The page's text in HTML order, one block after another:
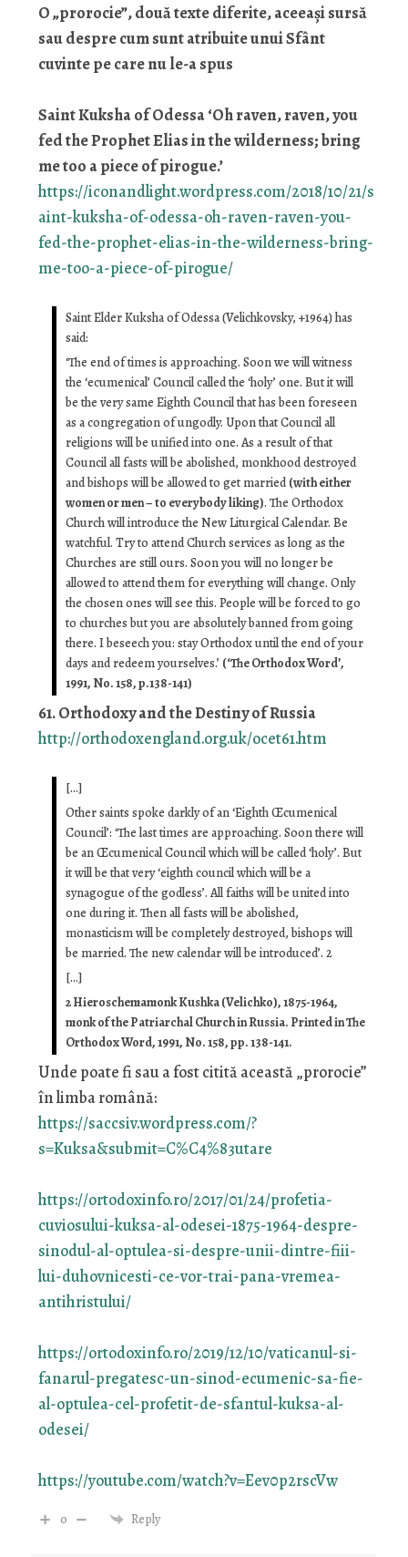
O „prorocie”, două texte diferite, aceeași sursă
sau despre cum sunt atribuite unui Sfânt
cuvinte pe care nu le-a spus
Saint Kuksha of Odessa ‘Oh raven, raven, you
fed the Prophet Elias in the wilderness; bring
me too a piece of pirogue.’
https://iconandlight.wordpress.com/2018/10/21/s
aint-kuksha-of-odessa-oh-raven-raven-you-
fed-the-prophet-elias-in-the-wilderness-bring-
me-too-a-piece-of-pirogue/
Saint Elder Kuksha of Odessa (Velichkovsky, +1964) has
said:
‘The end of times is approaching. Soon we will witness
the ‘ecumenical’ Council called the ‘holy’ one. But it will
be the very same Eighth Council that has been foreseen
as a congregation of ungodly. Upon that Council all
religions will be unified into one. As a result of that
Council all fasts will be abolished, monkhood destroyed
and bishops will be allowed to get married(with either
women or men – to everybody liking). The Orthodox
Church will introduce the New Liturgical Calendar. Be
watchful. Try to attend Church services as long as the
Churches are still ours. Soon you will no longer be
allowed to attend them for everything will change. Only
the chosen ones will see this. People will be forced to go
to churches but you are absolutely banned from going
there. I beseech you: stay Orthodox until the end of your
days and redeem yourselves.’ (‘The Orthodox Word’,
1991, No. 158, p.138-141)
61. Orthodoxy and the Destiny of Russia
http://orthodoxengland.org.uk/ocet61.htm
[…]
Other saints spoke darkly of an ‘Eighth Œcumenical
Council’: ‘The last times are approaching. Soon there will
be an Œcumenical Council which will be called ‘holy’. But
it will be that very ‘eighth council which will be a
synagogue of the godless’. All faiths will be united into
one during it. Then all fasts will be abolished,
monasticism will be completely destroyed, bishops will
be married. The new calendar will be introduced’. 2
[…]
2 Hieroschemamonk Kushka (Velichko), 1875-1964,
monk of the Patriarchal Church in Russia. Printed in The
Orthodox Word, 1991, No. 158, pp. 138-141.
Unde poate fi sau a fost citită această „prorocie”
în limba română:
https://saccsiv.wordpress.com/?
s=Kuksa&submit=C%C4%83utare
https://ortodoxinfo.ro/2017/01/24/profetia-
cuviosului-kuksa-al-odesei-1875-1964-despre-
sinodul-al-optulea-si-despre-unii-dintre-fiii-
lui-duhovnicesti-ce-vor-trai-pana-vremea-
antihristului/
https://ortodoxinfo.ro/2019/12/10/vaticanul-si-
fanarul-pregatesc-un-sinod-ecumenic-sa-fie-
al-optulea-cel-profetit-de-sfantul-kuksa-al-
odesei/
https://youtube.com/watch?v=Eev0p2rscVw
0 Reply